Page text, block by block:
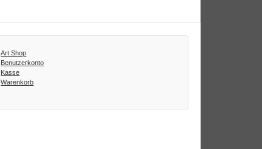
Art Shop
Benutzerkonto
Kasse
Warenkorb